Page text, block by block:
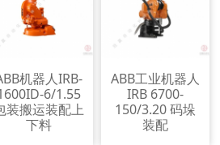
机器人IRB-
6/1.55
装搬运装配上
下料
ABB工业机器人
IRB 6700-
150/3.20 码垛
装配